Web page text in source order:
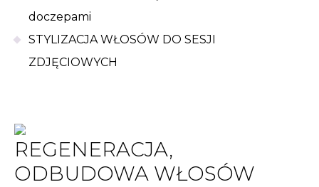
doczepami
STYLIZACJA WŁOSÓW DO SESJI
ZDJĘCIOWYCH
REGENERACJA,
ODBUDOWA WŁOSÓW